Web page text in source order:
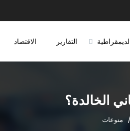
التقارير الاقتصاد
الخالدة؟
منوعات